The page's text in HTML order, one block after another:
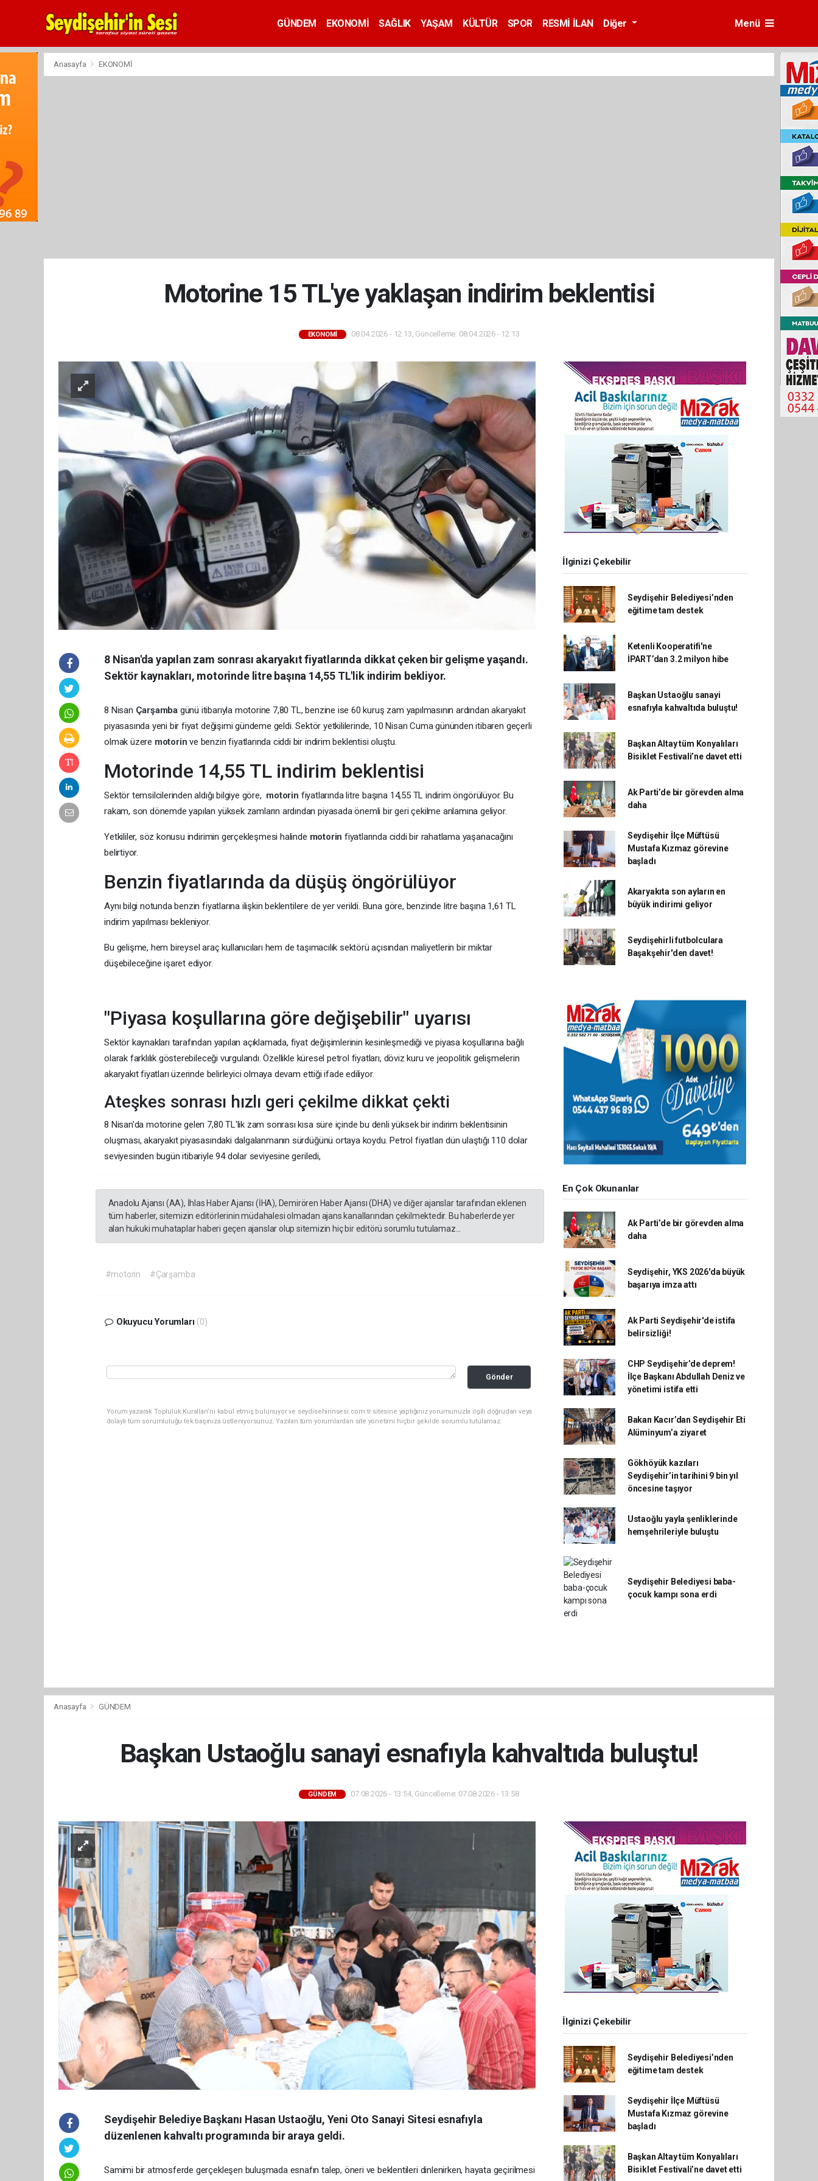
GÜNDEM EKONOMİ SAĞLIK YAŞAM KÜLTÜR SPOR RESMİ İLAN Diğer Menü
Anasayfa EKONOMİ
Motorine 15 TL'ye yaklaşan indirim beklentisi
EKONOMİ 08.04.2026 - 12:13, Güncelleme: 08.04.2026 - 12:13
8 Nisan'da yapılan zam sonrası akaryakıt fiyatlarında dikkat çeken bir gelişme yaşandı.
Sektör kaynakları, motorinde litre başına 14,55 TL'lik indirim bekliyor.
8 Nisan Çarşamba günü itibarıyla motorine 7,80 TL, benzine ise 60 kuruş zam yapılmasının ardından akaryakıt
piyasasında yeni bir fiyat değişimi gündeme geldi. Sektör yetkililerinde, 10 Nisan Cuma gününden itibaren geçerli
olmak üzere motorinve benzin fiyatlarında ciddi bir indirim beklentisi oluştu.
Motorinde 14,55 TL indirim beklentisi
Sektör temsilcilerinden aldığı bilgiye göre, motorin fiyatlarında litre başına 14,55 TL indirim öngörülüyor. Bu
rakam, son dönemde yapılan yüksek zamların ardından piyasada önemli bir geri çekilme anlamına geliyor.
Yetkililer, söz konusu indirimin gerçekleşmesi halinde motorin fiyatlarında ciddi bir rahatlama yaşanacağını
belirtiyor.
Benzin fiyatlarında da düşüş öngörülüyor
Aynı bilgi notunda benzin fiyatlarına ilişkin beklentilere de yer verildi. Buna göre, benzinde litre başına 1,61 TL
indirim yapılması bekleniyor.
Bu gelişme, hem bireysel araç kullanıcıları hem de taşımacılık sektörü açısından maliyetlerin bir miktar
düşebileceğine işaret ediyor.
"Piyasa koşullarına göre değişebilir" uyarısı
Sektör kaynakları tarafından yapılan açıklamada, fiyat değişimlerinin kesinleşmediği ve piyasa koşullarına bağlı
olarak farklılık gösterebileceği vurgulandı. Özellikle küresel petrol fiyatları, döviz kuru ve jeopolitik gelişmelerin
akaryakıt fiyatları üzerinde belirleyici olmaya devam ettiği ifade ediliyor.
Ateşkes sonrası hızlı geri çekilme dikkat çekti
8 Nisan'da motorine gelen 7,80 TL'lik zam sonrası kısa süre içinde bu denli yüksek bir indirim beklentisinin
oluşması, akaryakıt piyasasındaki dalgalanmanın sürdüğünü ortaya koydu. Petrol fiyatları dün ulaştığı 110 dolar
seviyesinden bugün itibariyle 94 dolar seviyesine geriledi,
Anadolu Ajansı (AA), İhlas Haber Ajansı (İHA), Demirören Haber Ajansı (DHA) ve diğer ajanslar tarafından eklenen
tüm haberler, sitemizin editörlerinin müdahalesi olmadan ajans kanallarından çekilmektedir. Bu haberlerde yer
alan hukuki muhataplar haberi geçen ajanslar olup sitemizin hiç bir editörü sorumlu tutulamaz...
#motorin #Çarşamba
Okuyucu Yorumları (0)
Gönder
Yorum yazarak Topluluk Kuralları’nı kabul etmiş bulunuyor ve seydisehirinsesi.com.tr sitesine yaptığınız yorumunuzla ilgili doğrudan veya
dolaylı tüm sorumluluğu tek başınıza üstleniyorsunuz. Yazılan tüm yorumlardan site yönetimi hiçbir şekilde sorumlu tutulamaz.
İlginizi Çekebilir
Seydişehir Belediyesi’nden
eğitime tam destek
Ketenli Kooperatifi'ne
İPART’dan 3.2 milyon hibe
Başkan Ustaoğlu sanayi
esnafıyla kahvaltıda buluştu!
Başkan Altay tüm Konyalıları
Bisiklet Festivali’ne davet etti
Ak Parti’de bir görevden alma
daha
Seydişehir İlçe Müftüsü
Mustafa Kızmaz görevine
başladı
Akaryakıta son ayların en
büyük indirimi geliyor
Seydişehirli futbolculara
Başakşehir'den davet!
En Çok Okunanlar
Ak Parti’de bir görevden alma
daha
Seydişehir, YKS 2026'da büyük
başarıya imza attı
Ak Parti Seydişehir'de istifa
belirsizliği!
CHP Seydişehir’de deprem!
İlçe Başkanı Abdullah Deniz ve
yönetimi istifa etti
Bakan Kacır’dan Seydişehir Eti
Alüminyum’a ziyaret
Gökhöyük kazıları
Seydişehir’in tarihini 9 bin yıl
öncesine taşıyor
Ustaoğlu yayla şenliklerinde
hemşehrileriyle buluştu
Seydişehir Belediyesi baba-
çocuk kampı sona erdi
Anasayfa GÜNDEM
Başkan Ustaoğlu sanayi esnafıyla kahvaltıda buluştu!
GÜNDEM 07.08.2026 - 13:54, Güncelleme: 07.08.2026 - 13:58
Seydişehir Belediye Başkanı Hasan Ustaoğlu, Yeni Oto Sanayi Sitesi esnafıyla
düzenlenen kahvaltı programında bir araya geldi.
Samimi bir atmosferde gerçekleşen buluşmada esnafın talep, öneri ve beklentileri dinlenirken, hayata geçirilmesi
İlginizi Çekebilir
Seydişehir Belediyesi’nden
eğitime tam destek
Seydişehir İlçe Müftüsü
Mustafa Kızmaz görevine
başladı
Başkan Altay tüm Konyalıları
Bisiklet Festivali’ne davet etti